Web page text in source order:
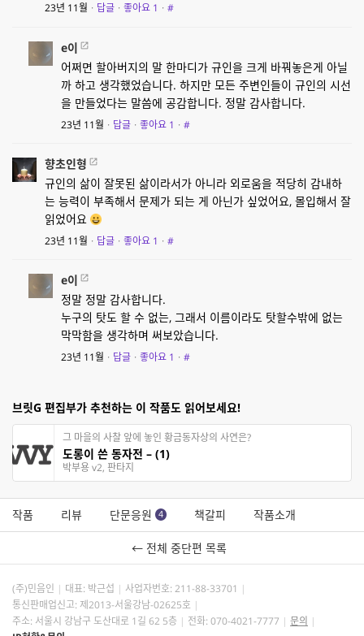
23년 11월 · 답글 · 좋아요 1 · #
e이
어쩌면 할아버지의 말 한마디가 규인을 크게 바꿔놓은게 아닐
까 하고 생각했었습니다. 하지만 모든 주변인들이 규인의 시선
을 만들었다는 말씀에 공감합니다. 정말 감사합니다.
23년 11월 · 답글 · 좋아요 1 · #
향초인형
규인의 삶이 잘못된 삶이라서가 아니라 외로움을 적당히 감내하
는 능력이 부족해서 문제가 되는 게 아닌가 싶었어요, 몰입해서 잘
읽었어요
23년 11월 · 답글 · 좋아요 1 · #
e이
정말 정말 감사합니다.
누구의 탓도 할 수 없는, 그래서 이름이라도 탓할수밖에 없는
막막함을 생각하며 써보았습니다.
23년 11월 · 답글 · 좋아요 1 · #
브릿G 편집부가 추천하는 이 작품도 읽어보세요!
그 마을의 사찰 앞에 놓인 황금동자상의 사연은?
도롱이 쓴 동자전 – (1)
박부용 v2, 판타지
작품 리뷰 단문응원 4 책갈피 작품소개
← 전체 중단편 목록
(주)민음인 대표: 박근섭 사업자번호: 211-88-33701
통신판매업신고: 제2013-서울강남-02625호
주소: 서울시 강남구 도산대로 1길 62 5층
전화: 070-4021-7777
문의